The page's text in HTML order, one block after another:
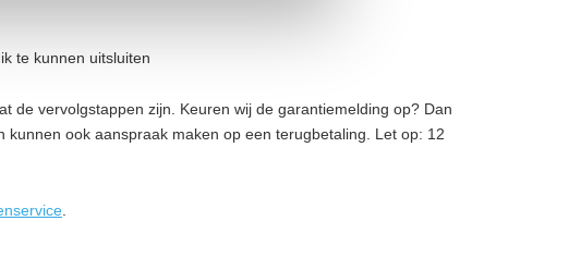
te kunnen uitsluiten
de vervolgstappen zijn. Keuren wij de garantiemelding op? Dan
ook aanspraak maken op een terugbetaling. Let op: 12